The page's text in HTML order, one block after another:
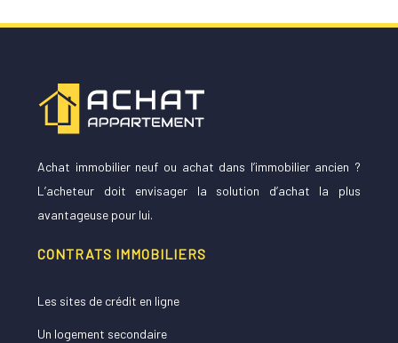
Achat immobilier neuf ou achat dans l’immobilier ancien ?
L’acheteur doit envisager la solution d’achat la plus
avantageuse pour lui.
CONTRATS IMMOBILIERS
Les sites de crédit en ligne
Un logement secondaire